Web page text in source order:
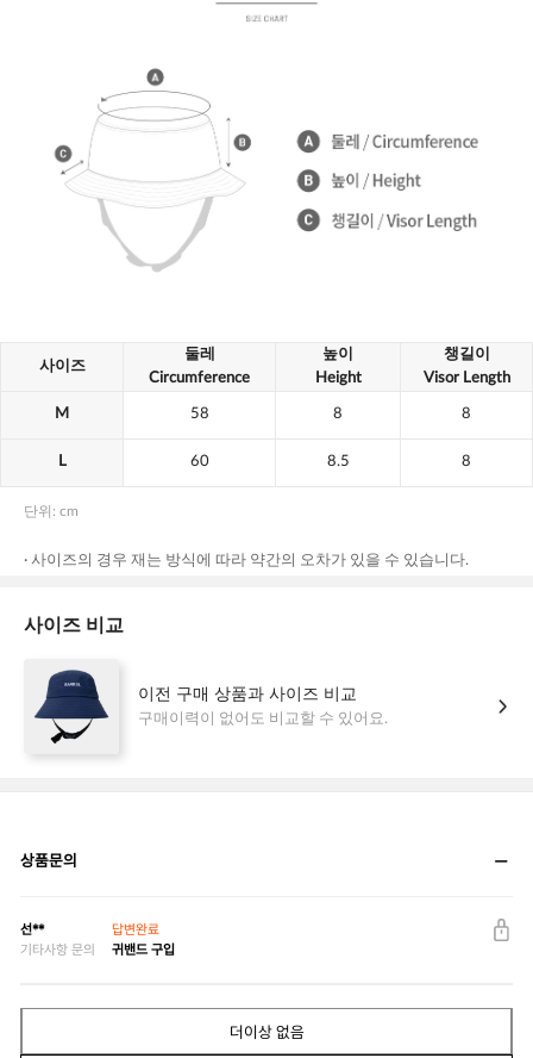
상품문의
선**
답변완료
기타사항 문의
귀밴드 구입
더이상 없음